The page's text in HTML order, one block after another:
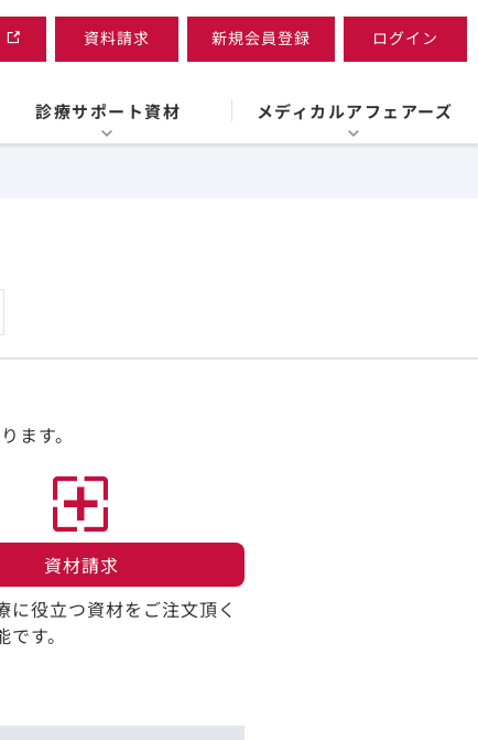
資料請求 新規会員登録 ログイン
診療サポート資材 メディカルアフェアーズ
ます。
資材請求​
に役立つ資材をご注文頂く
す。